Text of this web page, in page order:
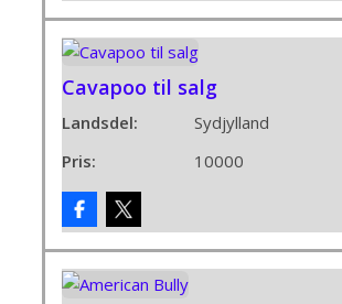
Cavapoo til salg
Landsdel:
Sydjylland
Pris:
10000